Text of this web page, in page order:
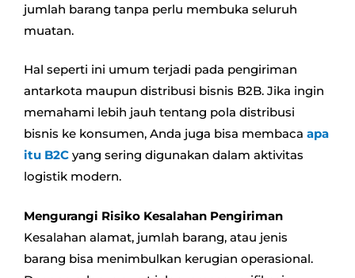
jumlah barang tanpa perlu membuka seluruh
muatan.
Hal seperti ini umum terjadi pada pengiriman
antarkota maupun distribusi bisnis B2B. Jika ingin
memahami lebih jauh tentang pola distribusi
bisnis ke konsumen, Anda juga bisa membaca apa
itu B2C yang sering digunakan dalam aktivitas
logistik modern.
Mengurangi Risiko Kesalahan Pengiriman
Kesalahan alamat, jumlah barang, atau jenis
barang bisa menimbulkan kerugian operasional.